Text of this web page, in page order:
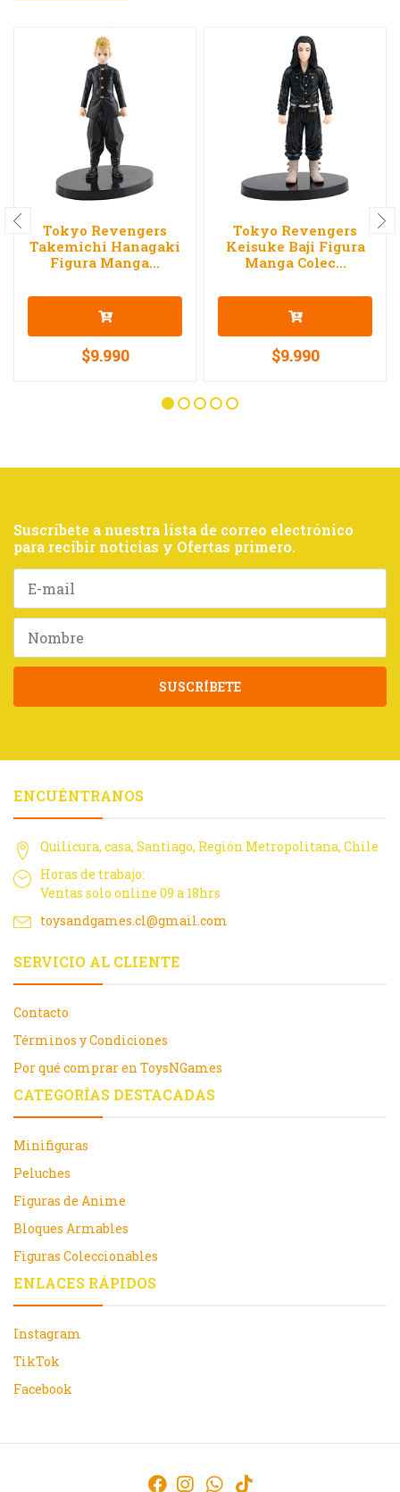
Tokyo Revengers
Takemichi Hanagaki
Figura Manga...
$9.990
Tokyo Revengers
Keisuke Baji Figura
Manga Colec...
$9.990
Suscríbete a nuestra lista de correo electrónico
para recibir noticias y Ofertas primero.
SUSCRÍBETE
ENCUÉNTRANOS
Quilicura, casa, Santiago, Región Metropolitana, Chile
Horas de trabajo:
Ventas solo online 09 a 18hrs
toysandgames.cl@gmail.com
SERVICIO AL CLIENTE
Contacto
Términos y Condiciones
Por qué comprar en ToysNGames
CATEGORÍAS DESTACADAS
Minifiguras
Peluches
Figuras de Anime
Bloques Armables
Figuras Coleccionables
ENLACES RÁPIDOS
Instagram
TikTok
Facebook